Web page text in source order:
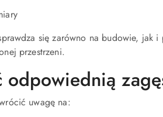
się zarówno na budowie,
przestrzeni.
odpowiednią
uwagę na: